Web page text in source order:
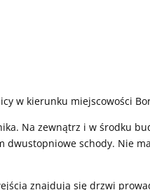
w kierunku miejscowości
Na zewnątrz i w środku
dwustopniowe schody. Nie
znajdują się drzwi